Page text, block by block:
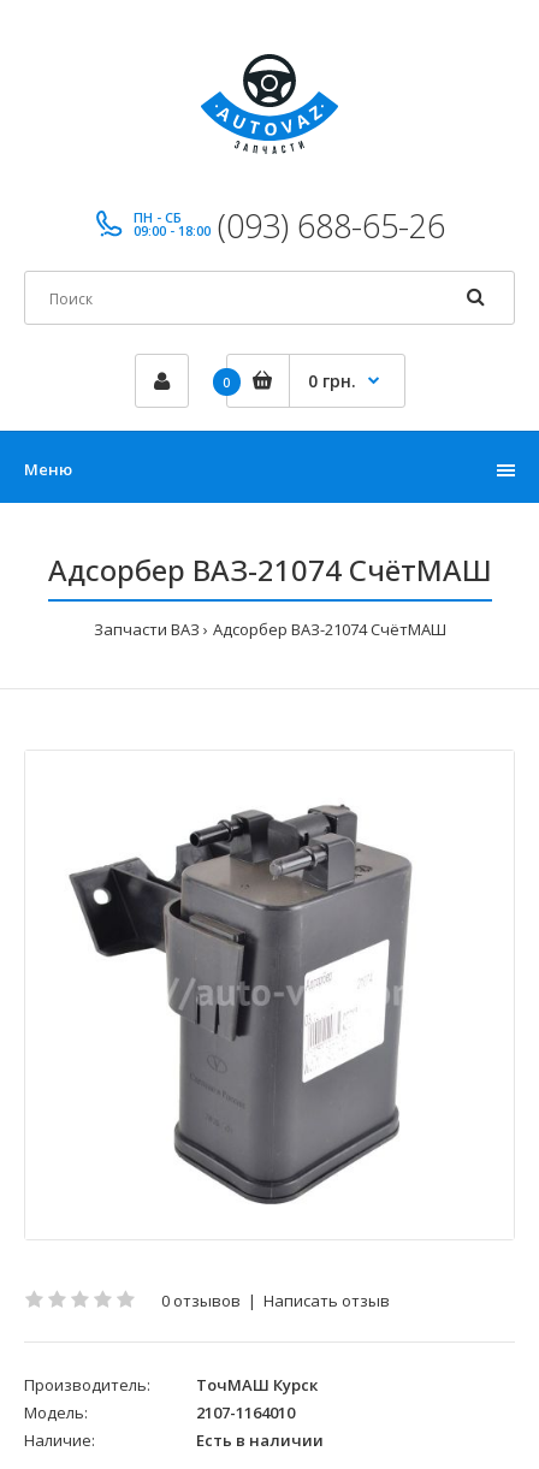
ПН - СБ
09:00 - 18:00 (093) 688-65-26
0 0 грн.
Меню
Адсорбер ВАЗ-21074 СчётМАШ
Запчасти ВАЗ Адсорбер ВАЗ-21074 СчётМАШ
0 отзывов | Написать отзыв
Производитель:
ТочМАШ Курск
Модель:
2107-1164010
Наличие:
Есть в наличии